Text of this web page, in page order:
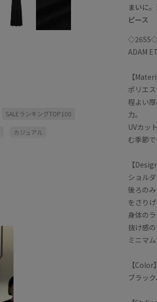
SALEランキングTOP100
カジュアル
まいに
ピース
ADAM
【
ポリエ
程よい
力。
UVカッ
む季節
【
ショル
後ろの
をさりげ
身体の
抜け感
ミニマ
【Color】
ブラッ